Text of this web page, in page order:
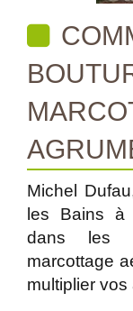
Michel
les Bains à
dans les
marcottage
multiplier vos